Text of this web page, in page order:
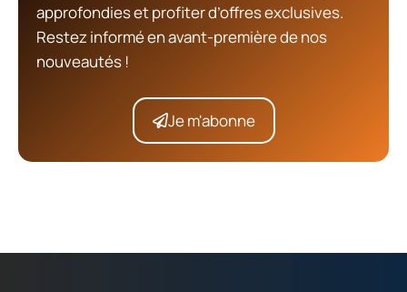
approfondies et profiter d’offres exclusives.
Restez informé en avant-première de nos
nouveautés !
Je m'abonne